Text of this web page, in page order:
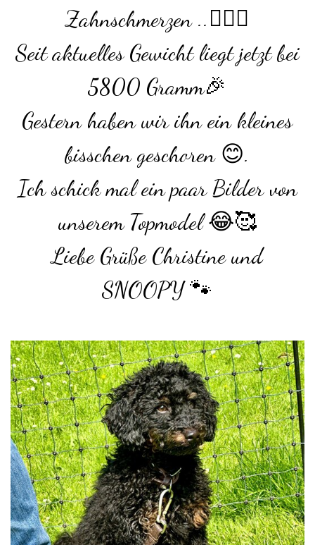
Zahnschmerzen ..🤷🏽‍♀️
Seit aktuelles Gewicht liegt jetzt bei
5800 Gramm🎉
Gestern haben wir ihn ein kleines
bisschen geschoren 😊.
Ich schick mal ein paar Bilder von
unserem Topmodel 😂🥰
Liebe Grüße Christine und
SNOOPY 🐾